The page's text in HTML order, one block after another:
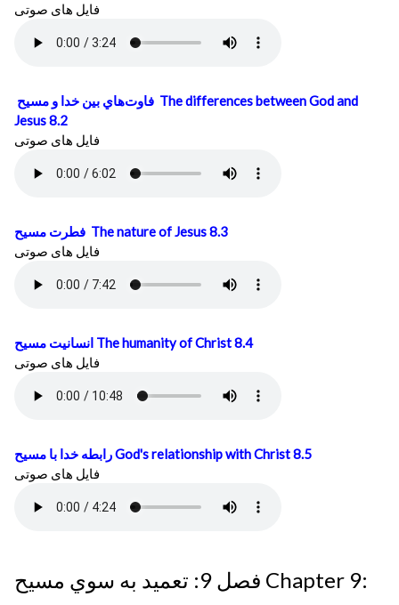
فایل های صوتی
The differences between God and
Jesus 8.2
فایل های صوتی
The nature of Jesus 8.3
فایل های صوتی
انسانيت مسيح The humanity of Christ 8.4
فایل های صوتی
رابطه خدا با مسيحGod's relationship with Christ 8.5
فایل های صوتی
فصل 9: تعميد به سوي مسيح Chapter 9: